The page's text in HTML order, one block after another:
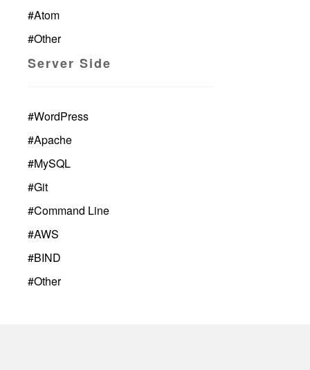
#Atom
#Other
Server Side
#WordPress
#Apache
#MySQL
#Git
#Command Line
#AWS
#BIND
#Other